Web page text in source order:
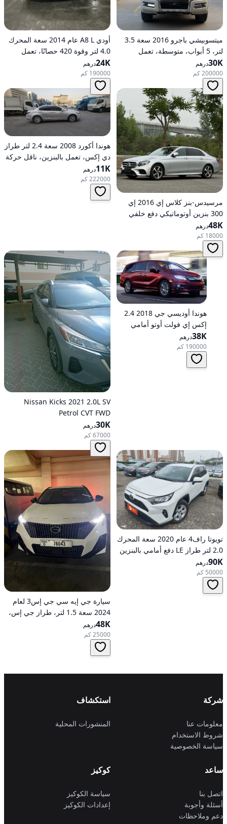
ميتسوبيشي باجرو 2016 سعة 3.5
لتر، 5 أبواب، متوسطة، تعمل
بالبنزين، أوتوماتيكية، دفع رباعي
30Kدرهم
200000 كم
أودي A8 L عام 2014 سعة المحرك
4.0 لتر وقوة 420 حصانًا، تعمل
بالبنزين، ناقل حركة أوتوماتيكي، دفع
كلي للعجلات
24Kدرهم
190000 كم
مرسيدس-بنز كلاس إي 2016 إي
300 بنزين أوتوماتيكي دفع خلفي
48Kدرهم
18000 كم
هوندا أكورد 2008 سعة 2.4 لتر طراز
دي إكس، تعمل بالبنزين، ناقل حركة
أوتوماتيكي، دفع أمامي
11Kدرهم
222000 كم
هوندا أوديسي جي 2018 2.4
إكس إي فولت أوتو أمامي
الدفع
38Kدرهم
190000 كم
Nissan Kicks 2021 2.0L SV
Petrol CVT FWD
30Kدرهم
67000 كم
تويوتا راف4 عام 2020 سعة المحرك
2.0 لتر طراز LE دفع أمامي بالبنزين
أوتوماتيكي
90Kدرهم
50000 كم
سيارة جي إيه سي جي إس3 لعام
2024 سعة 1.5 لتر، طراز جي إس،
تعمل بالبنزين، ناقل حركة
أوتوماتيكي، دفع أمامي
48Kدرهم
25000 كم
شركة
معلومات عنا
شروط الاستخدام
سياسة الخصوصية
استكشاف
المنشورات المحلية
ساعد
اتصل بنا
أسئلة وأجوبة
دعم وملاحظات
كوكيز
سياسة الكوكيز
إعدادات الكوكيز